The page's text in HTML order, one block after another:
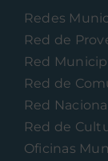
Redes
Red de
Red
Red de
Red
Red de
Oficinas